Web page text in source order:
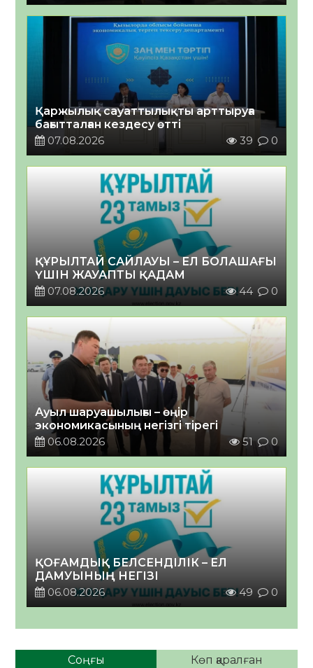
Қаржылық сауаттылықты арттыруға
бағытталған кездесу өтті
07.08.2026
39 0
ҚҰРЫЛТАЙ САЙЛАУЫ – ЕЛ БОЛАШАҒЫ
ҮШІН ЖАУАПТЫ ҚАДАМ
07.08.2026
44 0
Ауыл шаруашылығы – өңір
экономикасының негізгі тірегі
06.08.2026
51 0
ҚОҒАМДЫҚ БЕЛСЕНДІЛІК – ЕЛ
ДАМУЫНЫҢ НЕГІЗІ
06.08.2026
49 0
Соңғы Көп қаралған